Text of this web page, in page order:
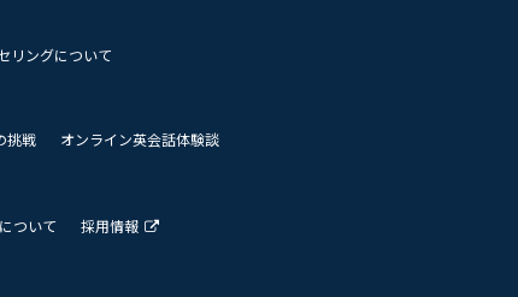
リングについて
挑戦 オンライン英会話体験談
ついて 採用情報